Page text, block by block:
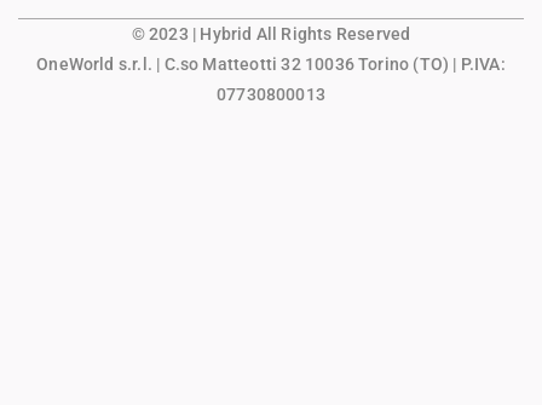
© 2023 | Hybrid All Rights Reserved
OneWorld s.r.l. | C.so Matteotti 32 10036 Torino (TO) | P.IVA:
07730800013